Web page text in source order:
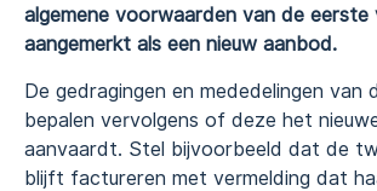
algemene voorwaarden van de eerste
aangemerkt als een nieuw aanbod.
De gedragingen en mededelingen van
bepalen vervolgens of deze het
aanvaardt. Stel bijvoorbeeld dat de
blijft factureren met vermelding dat